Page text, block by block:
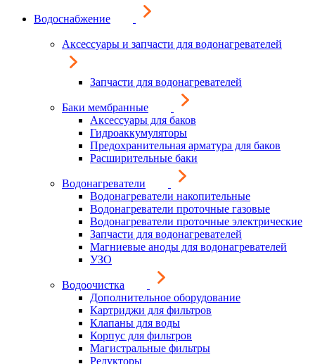
Водоснабжение
Аксессуары и запчасти для водонагревателей
Запчасти для водонагревателей
Баки мембранные
Аксессуары для баков
Гидроаккумуляторы
Предохранительная арматура для баков
Расширительные баки
Водонагреватели
Водонагреватели накопительные
Водонагреватели проточные газовые
Водонагреватели проточные электрические
Запчасти для водонагревателей
Магниевые аноды для водонагревателей
УЗО
Водоочистка
Дополнительное оборудование
Картриджи для фильтров
Клапаны для воды
Корпус для фильтров
Магистральные фильтры
Редукторы